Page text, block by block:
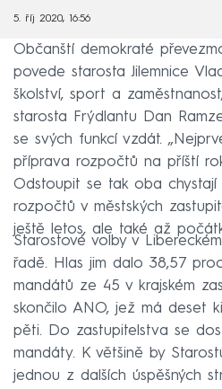
5. říj 2020, 16:56
Občanští demokraté
povede starosta Jilemnice
školství, sport a
starosta Frýdlantu Dan
se svých funkcí vzdát.
příprava rozpočtů na příští
Odstoupit se tak oba
rozpočtů v městských
ještě letos, ale také až
Starostové volby v
řadě. Hlas jim dalo 38,57
mandátů ze 45 v krajském
skončilo ANO, jež má deset
pěti. Do zastupitelstva se
mandáty. K většině by
jednou z dalších úspěšných